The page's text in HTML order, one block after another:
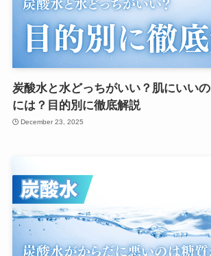
炭酸水と水どっちがいい？肌にいい
には？目的別に徹底解説
December 23, 2025